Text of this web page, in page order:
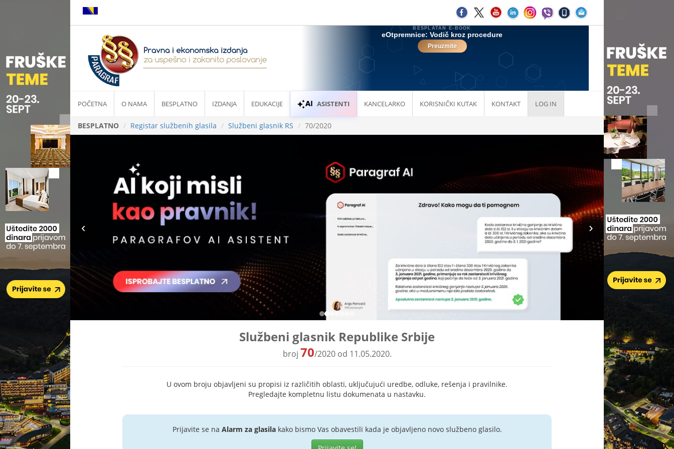
POČETNA O NAMA BESPLATNO IZDANJA EDUKACIJE ASISTENTI KANCELARKO KORISNIČKI KUTAK KONTAKT LOG IN
BESPLATNO Registar službenih glasila Službeni glasnik RS 70/2020
Službeni glasnik Republike Srbije
broj 70/2020 od 11.05.2020.
U ovom broju objavljeni su propisi iz različitih oblasti, uključujući uredbe, odluke, rešenja i pravilnike.
Pregledajte kompletnu listu dokumenata u nastavku.
Prijavite se na Alarm za glasilakako bismo Vas obavestili kada je objavljeno novo službeno glasilo.